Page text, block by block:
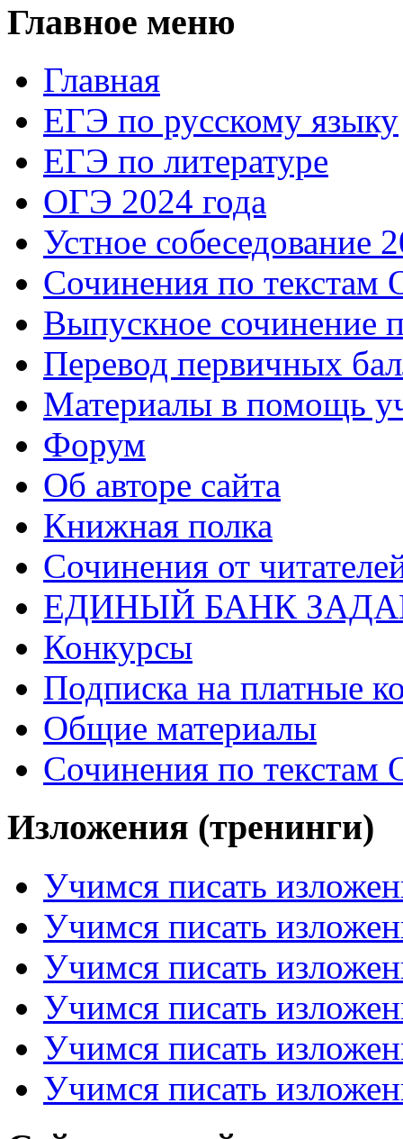
Главное меню
Главная
ЕГЭ по русскому языку
ЕГЭ по литературе
ОГЭ 2024 года
Устное собеседование
Сочинения по текстам
Выпускное сочинение
Перевод первичных
Материалы в помощь
Форум
Об авторе сайта
Книжная полка
Cочинения от
ЕДИНЫЙ БАНК
Конкурсы
Подписка на платные
Общие материалы
Сочинения по текстам
Изложения (тренинги)
Учимся писать
Учимся писать
Учимся писать
Учимся писать
Учимся писать
Учимся писать